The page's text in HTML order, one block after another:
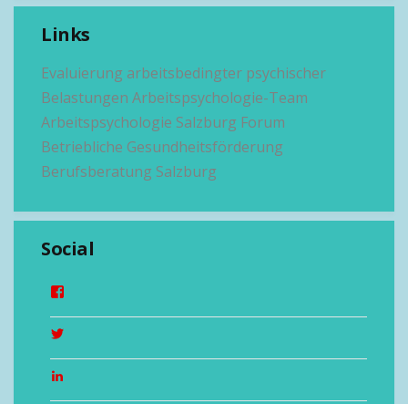
Links
Evaluierung arbeitsbedingter psychischer
Belastungen Arbeitspsychologie-Team
Arbeitspsychologie Salzburg Forum
Betriebliche Gesundheitsförderung
Berufsberatung Salzburg
Social